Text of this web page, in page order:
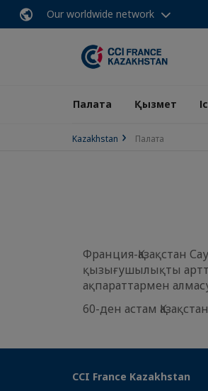
Our worldwide network
Палата Қызмет
Kazakhstan Палата
Франция-Қазақстан
қызығушылықты
ақпараттармен
60-ден астам
CCI France Kazakhstan